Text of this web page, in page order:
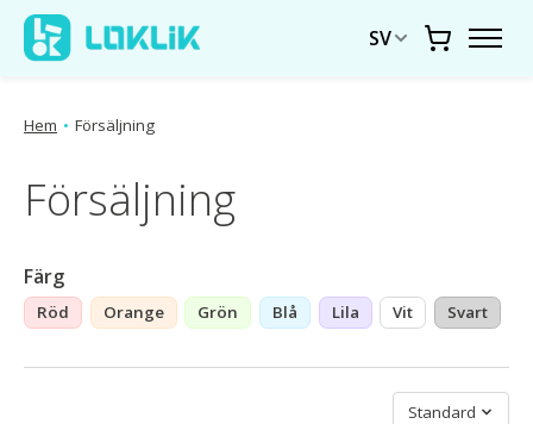
SV Vagn
Hem • Försäljning
Försäljning
Färg
Röd Orange Grön Blå Lila Vit Svart
Sortera efter
Standard